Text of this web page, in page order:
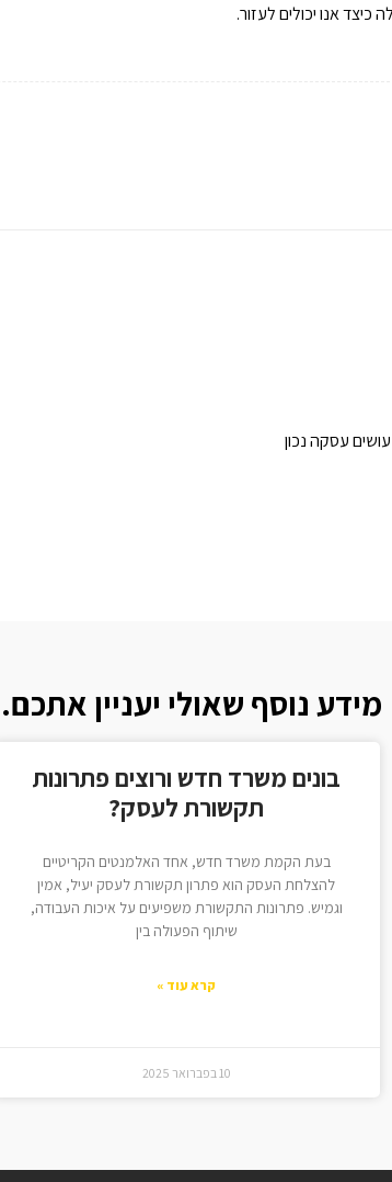
כיצד אנו יכולים לעזור.
עסקה נכון
מידע נוסף שאולי יעניין
בונים משרד חדש ורוצים פתרונות
תקשורת לעסק?
בעת הקמת משרד חדש, אחד האלמנטים הקריטיים
להצלחת העסק הוא פתרון תקשורת לעסק יעיל, אמין
וגמיש. פתרונות התקשורת משפיעים על איכות העבודה,
שיתוף הפעולה בין
קרא עוד »
10 בפברואר 2025